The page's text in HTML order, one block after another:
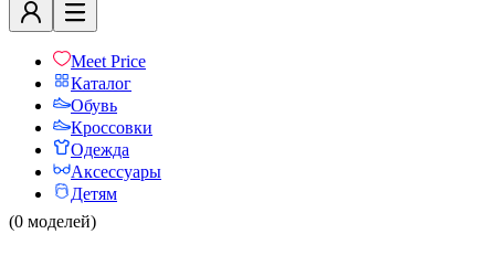
Meet Price
Каталог
Обувь
Кроссовки
Одежда
Аксессуары
Детям
(0 моделей)